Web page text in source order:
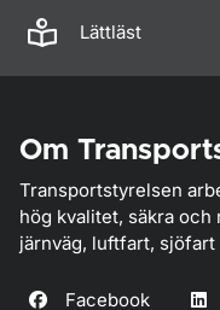
Lättläst
Om
Transportstyrelsen
hög kvalitet, säkra
järnväg, luftfart, sjöfart
Facebook